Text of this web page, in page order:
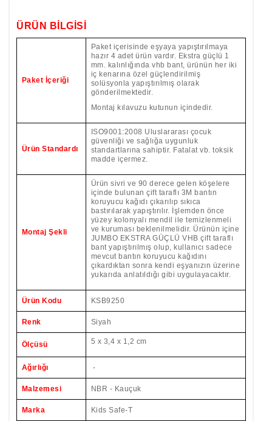
ÜRÜN BİLGİSİ
Paket İçeriği
Paket içerisinde eşyaya yapıştırılmaya
hazır 4 adet ürün vardır. Ekstra güçlü 1
mm. kalınlığında vhb bant, ürünün her iki
iç kenarına özel güçlendirilmiş
solüsyonla yapıştırılmış olarak
gönderilmektedir.
Montaj kılavuzu kutunun içindedir.
Ürün Standardı
ISO9001:2008 Uluslararası çocuk
güvenliği ve sağlığa uygunluk
standartlarına sahiptir. Fatalat vb. toksik
madde içermez.
Montaj Şekli
Ürün sivri ve 90 derece gelen köşelere
içinde bulunan çift taraflı 3M bantın
koruyucu kağıdı çıkarılıp sıkıca
bastırılarak yapıştırılır. İşlemden önce
yüzey kolonyalı mendil ile temizlenmeli
ve kuruması beklenilmelidir. Ürünün içine
JUMBO EKSTRA GÜÇLÜ VHB çift taraflı
bant yapıştırılmış olup, kullanıcı sadece
mevcut bantın koruyucu kağıdını
çıkardıktan sonra kendi eşyanızın üzerine
yukarıda anlatıldığı gibi uygulayacaktır.
Ürün Kodu KSB9250
Renk Siyah
Ölçüsü 5 x 3,4 x 1,2 cm
Ağırlığı -
Malzemesi NBR - Kauçuk
Marka Kids Safe-T